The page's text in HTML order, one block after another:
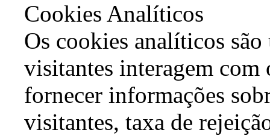
Cookies Analíticos
Os cookies analíticos são
visitantes interagem com
fornecer informações
visitantes, taxa de